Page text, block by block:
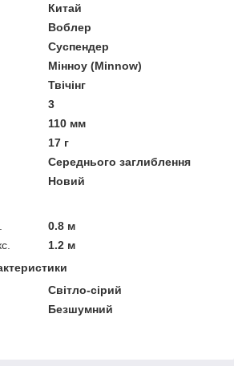
Китай
Воблер
Суспендер
Мінноу (Minnow)
Твічінг
3
110 мм
17 г
Середнього заглиблення
Новий
0.8 м
1.2 м
Світло-сірий
Безшумний